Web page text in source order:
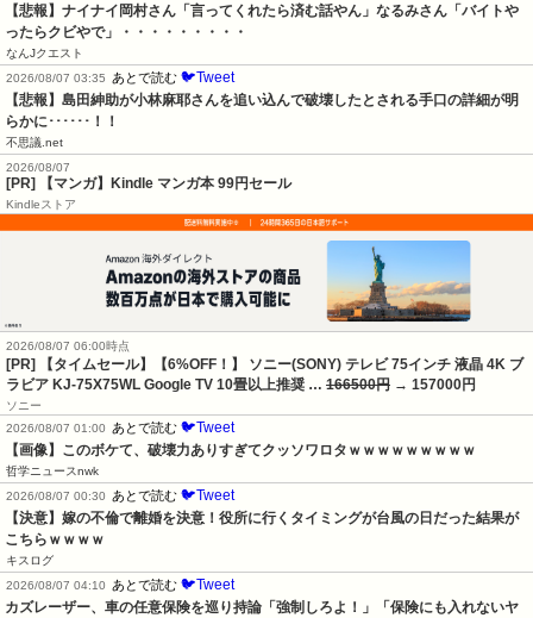
【悲報】ナイナイ岡村さん「言ってくれたら済む話やん」なるみさん「バイトや
ったらクビやで」・・・・・・・・・
なんJクエスト
2026/08/07 03:35
あとで読む 🐦Tweet
【悲報】島田紳助が小林麻耶さんを追い込んで破壊したとされる手口の詳細が明
らかに･･････！！
不思議.net
2026/08/07
[PR] 【マンガ】Kindle マンガ本 99円セール
Kindleストア
2026/08/07 06:00時点
[PR] 【タイムセール】【6%OFF！】 ソニー(SONY) テレビ 75インチ 液晶 4K ブ
ラビア KJ-75X75WL Google TV 10畳以上推奨 … 166500円 → 157000円
ソニー
2026/08/07 01:00
あとで読む 🐦Tweet
【画像】このボケて、破壊力ありすぎてクッソワロタｗｗｗｗｗｗｗｗｗ
哲学ニュースnwk
2026/08/07 00:30
あとで読む 🐦Tweet
【決意】嫁の不倫で離婚を決意！役所に行くタイミングが台風の日だった結果が
こちらｗｗｗｗ
キスログ
2026/08/07 04:10
あとで読む 🐦Tweet
カズレーザー、車の任意保険を巡り持論「強制しろよ！」「保険にも入れないヤ